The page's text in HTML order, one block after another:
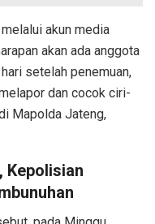
akun media
akan ada anggota
setelah penemuan,
dan cocok ciri-
Mapolda Jateng,
Kepolisian